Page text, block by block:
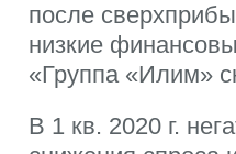
после
низкие
«Группа «Илим»
В 1 кв. 2020 г.